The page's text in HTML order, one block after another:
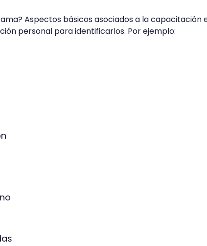
Aspectos básicos asociados a la capacitación
personal para identificarlos. Por ejemplo: